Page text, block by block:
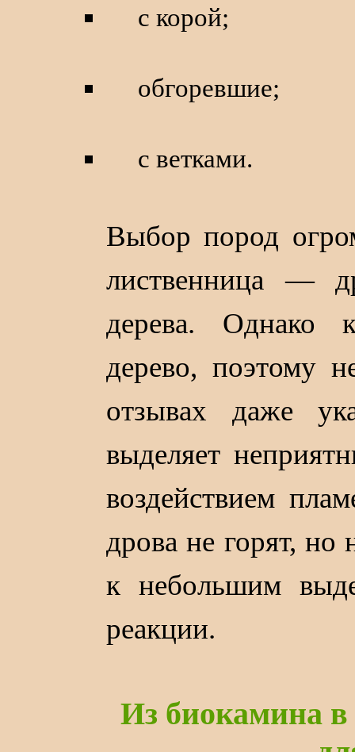
с корой;
обгоревшие;
с ветками.
Выбор пород
лиственница —
дерева. Однако
дерево, поэтому
отзывах даже
выделяет
воздействием
дрова не горят, но
к небольшим
реакции.
Из биокамина